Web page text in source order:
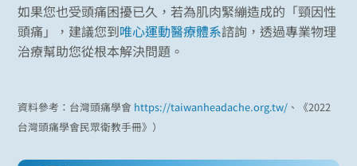
如果您也受頭痛困擾已久，若為肌肉緊繃造成的「頸因性
頭痛」，建議您到唯心運動醫療體系諮詢，透過專業物理
治療幫助您從根本解決問題。
資料參考：台灣頭痛學會 https://taiwanheadache.org.tw/ 、《2022
台灣頭痛學會民眾衛教手冊》）